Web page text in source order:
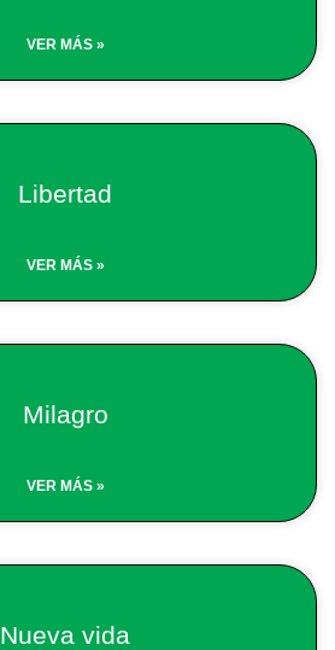
VER MÁS »
Libertad
VER MÁS »
Milagro
VER MÁS »
Nueva vida